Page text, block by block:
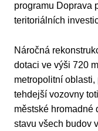
programu Doprava
teritoriálních
Náročná
dotaci ve výši 720
metropolitní oblasti,
tehdejší vozovny
městské hromadné
stavu všech budov